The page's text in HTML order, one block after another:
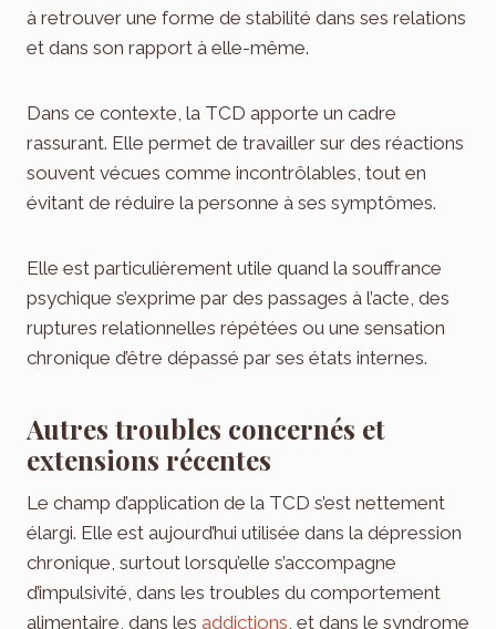
à retrouver une forme de stabilité dans ses relations
et dans son rapport à elle-même.
Dans ce contexte, la TCD apporte un cadre
rassurant. Elle permet de travailler sur des réactions
souvent vécues comme incontrôlables, tout en
évitant de réduire la personne à ses symptômes.
Elle est particulièrement utile quand la souffrance
psychique s’exprime par des passages à l’acte, des
ruptures relationnelles répétées ou une sensation
chronique d’être dépassé par ses états internes.
Autres troubles concernés et
extensions récentes
Le champ d’application de la TCD s’est nettement
élargi. Elle est aujourd’hui utilisée dans la dépression
chronique, surtout lorsqu’elle s’accompagne
d’impulsivité, dans les troubles du comportement
alimentaire, dans les addictions , et dans le syndrome